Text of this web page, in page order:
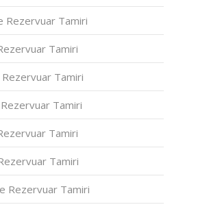
Rezervuar Tamiri
Tamiri
Tamiri
Tamiri
Tamiri
Tamiri
Rezervuar Tamiri